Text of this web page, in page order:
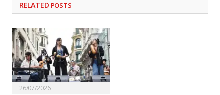
RELATED POSTS
26/07/2026